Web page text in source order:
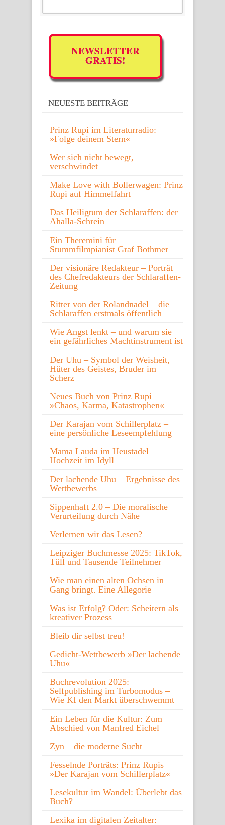
NEWSLETTER
GRATIS!
NEUESTE BEITRÄGE
Prinz Rupi im Literaturradio:
»Folge deinem Stern«
Wer sich nicht bewegt,
verschwindet
Make Love with Bollerwagen: Prinz
Rupi auf Himmelfahrt
Das Heiligtum der Schlaraffen: der
Ahalla-Schrein
Ein Theremini für
Stummfilmpianist Graf Bothmer
Der visionäre Redakteur – Porträt
des Chefredakteurs der Schlaraffen-
Zeitung
Ritter von der Rolandnadel – die
Schlaraffen erstmals öffentlich
Wie Angst lenkt – und warum sie
ein gefährliches Machtinstrument ist
Der Uhu – Symbol der Weisheit,
Hüter des Geistes, Bruder im
Scherz
Neues Buch von Prinz Rupi –
»Chaos, Karma, Katastrophen«
Der Karajan vom Schillerplatz –
eine persönliche Leseempfehlung
Mama Lauda im Heustadel –
Hochzeit im Idyll
Der lachende Uhu – Ergebnisse des
Wettbewerbs
Sippenhaft 2.0 – Die moralische
Verurteilung durch Nähe
Verlernen wir das Lesen?
Leipziger Buchmesse 2025: TikTok,
Tüll und Tausende Teilnehmer
Wie man einen alten Ochsen in
Gang bringt. Eine Allegorie
Was ist Erfolg? Oder: Scheitern als
kreativer Prozess
Bleib dir selbst treu!
Gedicht-Wettbewerb »Der lachende
Uhu«
Buchrevolution 2025:
Selfpublishing im Turbomodus –
Wie KI den Markt überschwemmt
Ein Leben für die Kultur: Zum
Abschied von Manfred Eichel
Zyn – die moderne Sucht
Fesselnde Porträts: Prinz Rupis
»Der Karajan vom Schillerplatz«
Lesekultur im Wandel: Überlebt das
Buch?
Lexika im digitalen Zeitalter: